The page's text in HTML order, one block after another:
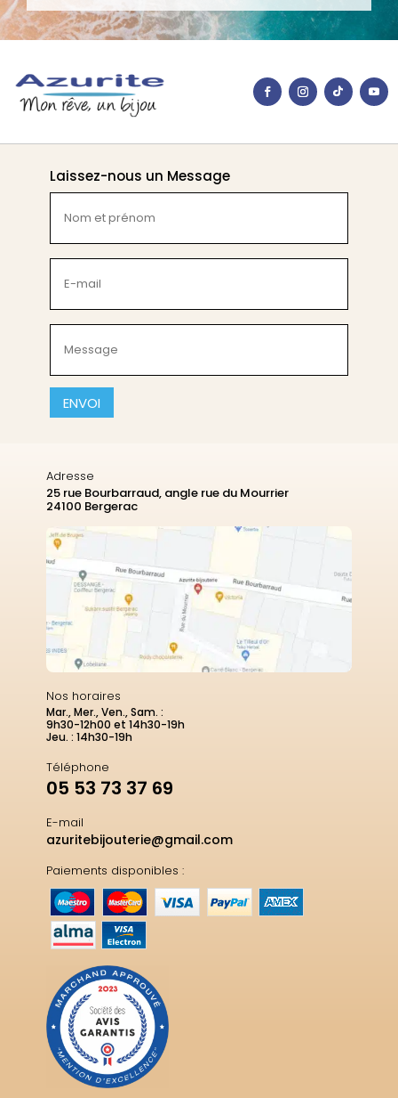
Laissez-nous un Message
et
prénom
(Nécessaire)
mail
(Nécessaire)
(Nécessaire)
CAPTCHA
Adresse
25 rue Bourbarraud, angle rue du Mourrier
24100 Bergerac
Nos horaires
Mar., Mer., Ven., Sam. :
9h30-12h00 et 14h30-19h
Jeu. : 14h30-19h
Téléphone
05 53 73 37 69
E-mail
azuritebijouterie@gmail.com
Paiements disponibles :